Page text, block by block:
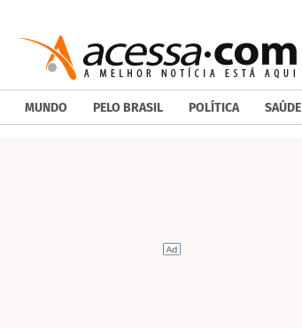
MUNDO PELO BRASIL POLÍTICA SAÚDE